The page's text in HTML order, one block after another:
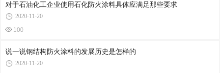
对于石油化工企业使用石化防火涂料具体应满足那些要求
2020-11-20
100
说一说钢结构防火涂料的发展历史是怎样的
2020-11-20